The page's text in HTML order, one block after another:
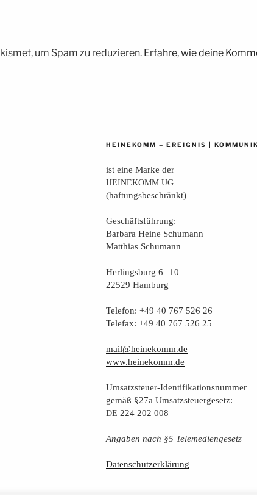
um Spam zu reduzieren. Erfahre, wie deine
HEINEKOMM – EREIGNIS
ist eine Mar­ke der
HEINEKOMM UG
(haf­tungs­be­schränkt)
Geschäfts­füh­rung:
Bar­ba­ra Hei­ne Schumann
Mat­thi­as Schumann
Her­lings­burg 6 – 10
22529 Hamburg
Tele­fon: +49 40 767 526 26
Tele­fax: +49 40 767 526 25
mail@heinekomm.de
www.heinekomm.de
Umsatz­steu­er-Iden­ti­fi­ka­ti­ons­num­mer
gemäß §27a Umsatzsteuergesetz:
DE 224 202 008
Anga­ben nach §5 Telemediengesetz
Daten­schutz­er­klä­rung